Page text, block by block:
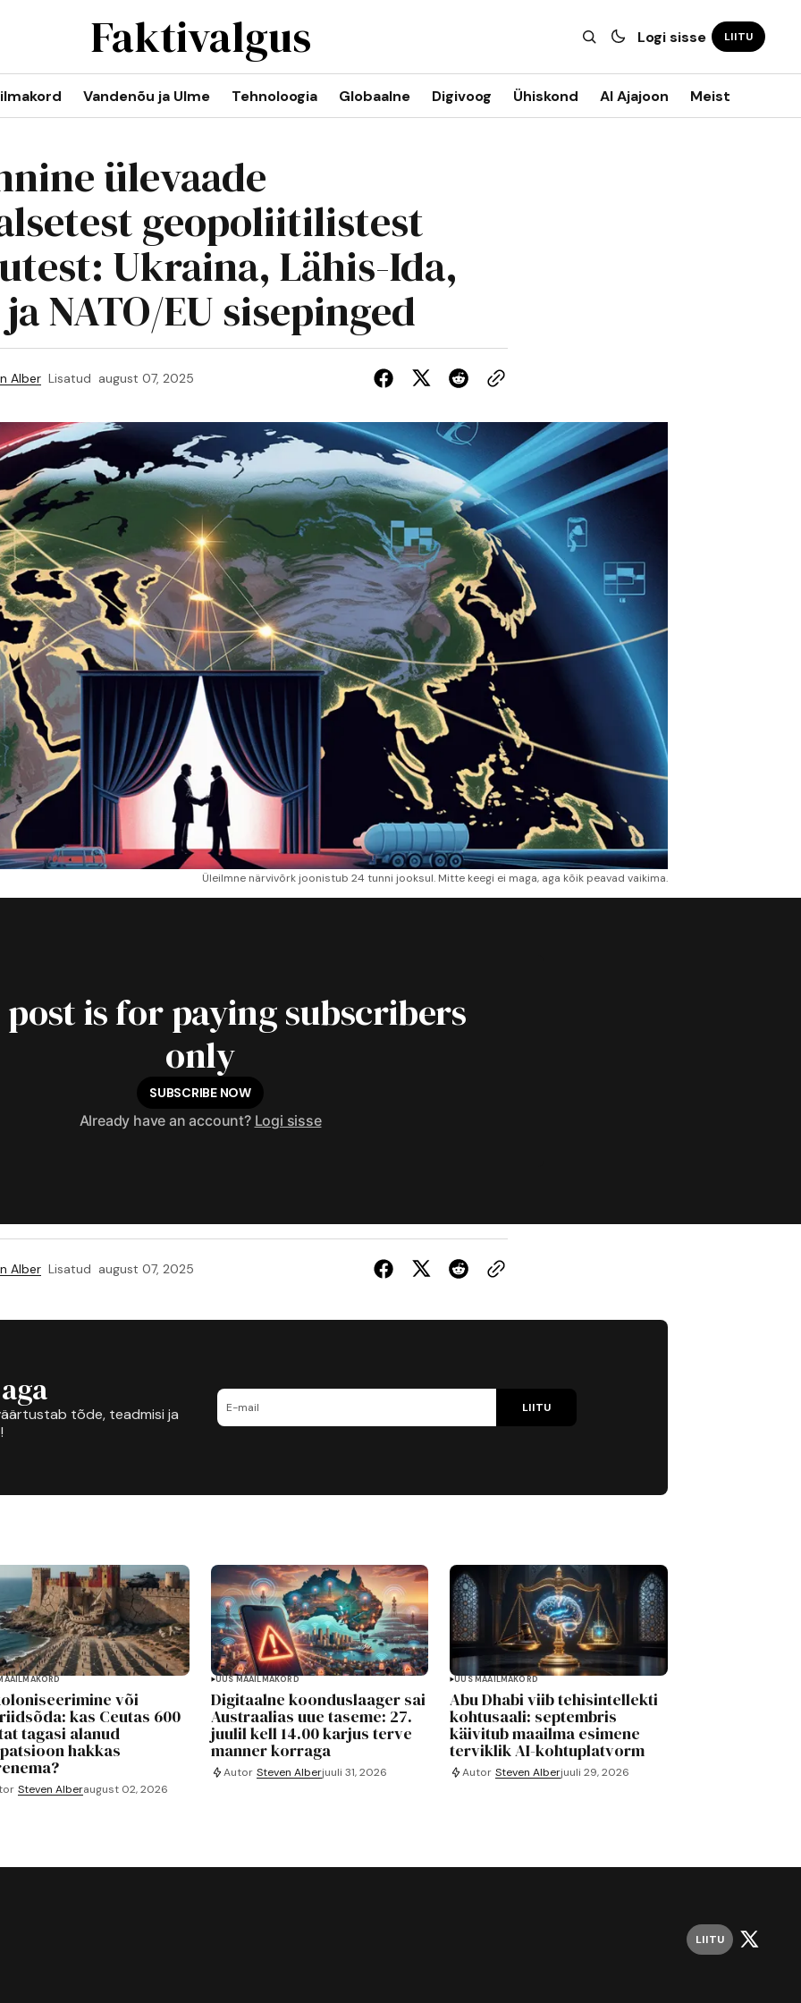
Faktivalgus Logi sisse LIITU
Vandenõu ja Ulme Tehnoloogia Globaalne Digivoog Ühiskond AI Ajajoon Meist
ülevaade
geopoliitilistest
Ukraina, Lähis-Ida,
ja NATO/EU sisepinged
Alber Lisatud august 07, 2025
Üleilmne närvivõrk joonistub 24 tunni jooksul. Mitte keegi ei maga, aga kõik peavad vaikima.
is for paying subscribers
only
SUBSCRIBE NOW
Already have an account? Logi sisse
Alber Lisatud august 07, 2025
tõde, teadmisi ja
LIITU
või
kas Ceutas 600
tagasi alanud
hakkas
Steven Alberaugust 02, 2026
UUS MAAILMAKORD
Digitaalne koonduslaager sai
Austraalias uue taseme: 27.
juulil kell 14.00 karjus terve
manner korraga
Autor Steven Alberjuuli 31, 2026
UUS MAAILMAKORD
Abu Dhabi viib tehisintellekti
kohtusaali: septembris
käivitub maailma esimene
terviklik AI-kohtuplatvorm
Autor Steven Alberjuuli 29, 2026
LIITU